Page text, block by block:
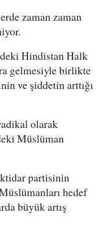
zaman zaman
Hindistan Halk
gelmesiyle birlikte
ve şiddetin arttığı
olarak
Müslüman
partisinin
hedef
büyük artış